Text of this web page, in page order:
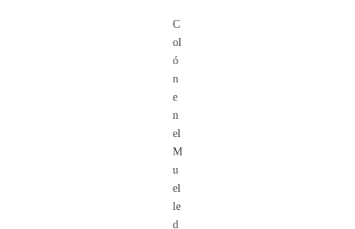
C
ol
ó
n
e
n
el
M
u
el
le
d